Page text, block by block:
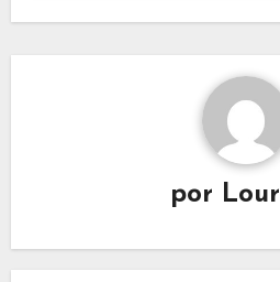
por